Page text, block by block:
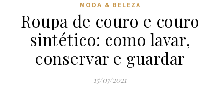
MODA & BELEZA
Roupa de couro e couro
sintético: como lavar,
conservar e guardar
15/07/2021